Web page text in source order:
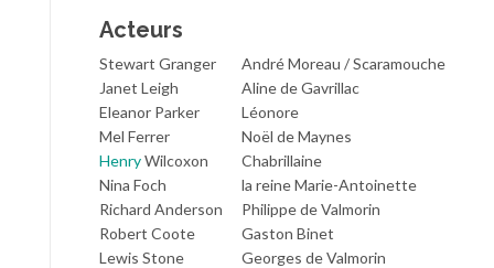
Acteurs
Stewart Granger
André Moreau / Scaramouche
Janet Leigh
Aline de Gavrillac
Eleanor Parker
Léonore
Mel Ferrer
Noël de Maynes
HenryWilcoxon
Chabrillaine
Nina Foch
la reine Marie-Antoinette
Richard Anderson
Philippe de Valmorin
Robert Coote
Gaston Binet
Lewis Stone
Georges de Valmorin